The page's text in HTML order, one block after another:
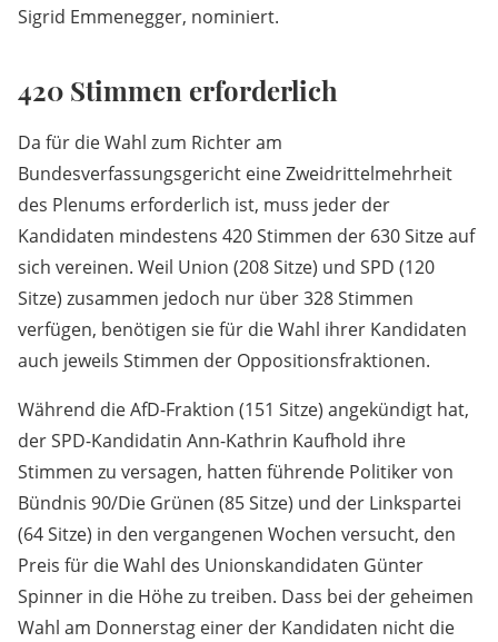
Sigrid Emmenegger, nominiert.
420 Stimmen erforderlich
Da für die Wahl zum Richter am
Bundesverfassungsgericht eine Zweidrittelmehrheit
des Plenums erforderlich ist, muss jeder der
Kandidaten mindestens 420 Stimmen der 630 Sitze auf
sich vereinen. Weil Union (208 Sitze) und SPD (120
Sitze) zusammen jedoch nur über 328 Stimmen
verfügen, benötigen sie für die Wahl ihrer Kandidaten
auch jeweils Stimmen der Oppositionsfraktionen.
Während die AfD-Fraktion (151 Sitze) angekündigt hat,
der SPD-Kandidatin Ann-Kathrin Kaufhold ihre
Stimmen zu versagen, hatten führende Politiker von
Bündnis 90/Die Grünen (85 Sitze) und der Linkspartei
(64 Sitze) in den vergangenen Wochen versucht, den
Preis für die Wahl des Unionskandidaten Günter
Spinner in die Höhe zu treiben. Dass bei der geheimen
Wahl am Donnerstag einer der Kandidaten nicht die